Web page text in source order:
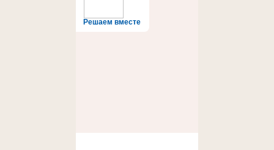
Решаем вместе